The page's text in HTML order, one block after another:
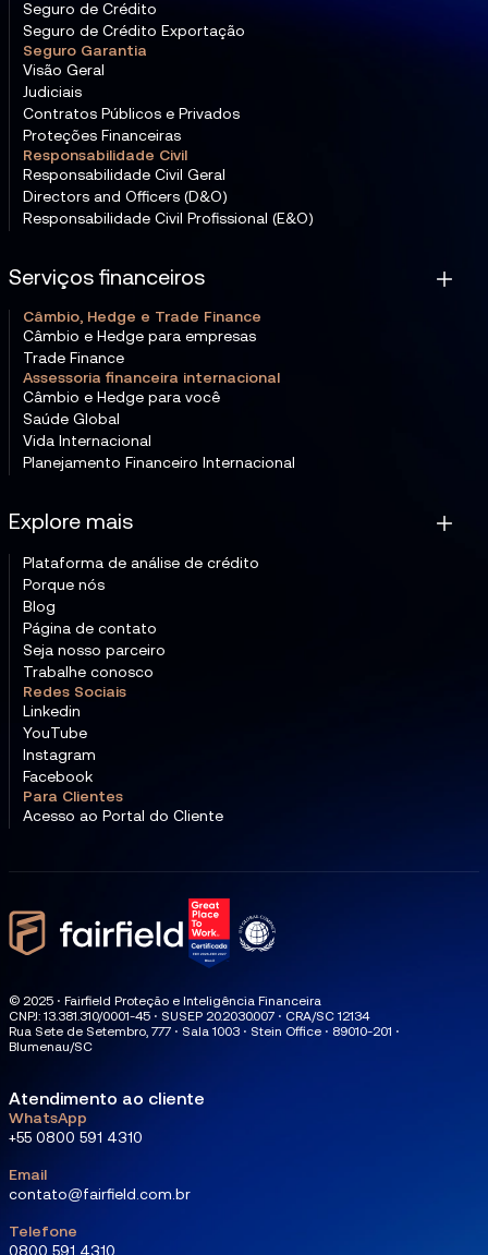
Seguro de Crédito
Seguro de Crédito Exportação
Seguro Garantia
Visão Geral
Judiciais
Contratos Públicos e Privados
Proteções Financeiras
Responsabilidade Civil
Responsabilidade Civil Geral
Directors and Officers (D&O)
Responsabilidade Civil Profissional (E&O)
Serviços financeiros
Câmbio, Hedge e Trade Finance
Câmbio e Hedge para empresas
Trade Finance
Assessoria financeira internacional
Câmbio e Hedge para você
Saúde Global
Vida Internacional
Planejamento Financeiro Internacional
Explore mais
Plataforma de análise de crédito
Porque nós
Blog
Página de contato
Seja nosso parceiro
Trabalhe conosco
Redes Sociais
Linkedin
YouTube
Instagram
Facebook
Para Clientes
Acesso ao Portal do Cliente
© 2025 ⋅ Fairfield Proteção e Inteligência Financeira
CNPJ: 13.381.310/0001-45 ⋅ SUSEP 20.2030.007 ⋅ CRA/SC 12134
Rua Sete de Setembro, 777 ⋅ Sala 1003 ⋅ Stein Office ⋅ 89010-201 ⋅
Blumenau/SC
Atendimento ao cliente
WhatsApp
+55 0800 591 4310
Email
contato@fairfield.com.br
Telefone